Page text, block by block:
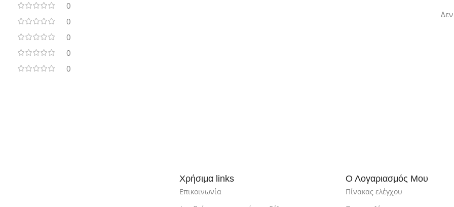
0
0
0
0
0
Χρήσιμα links
Επικοινωνία
Ο Λογαριασμός Μου
Πίνακας ελέγχου